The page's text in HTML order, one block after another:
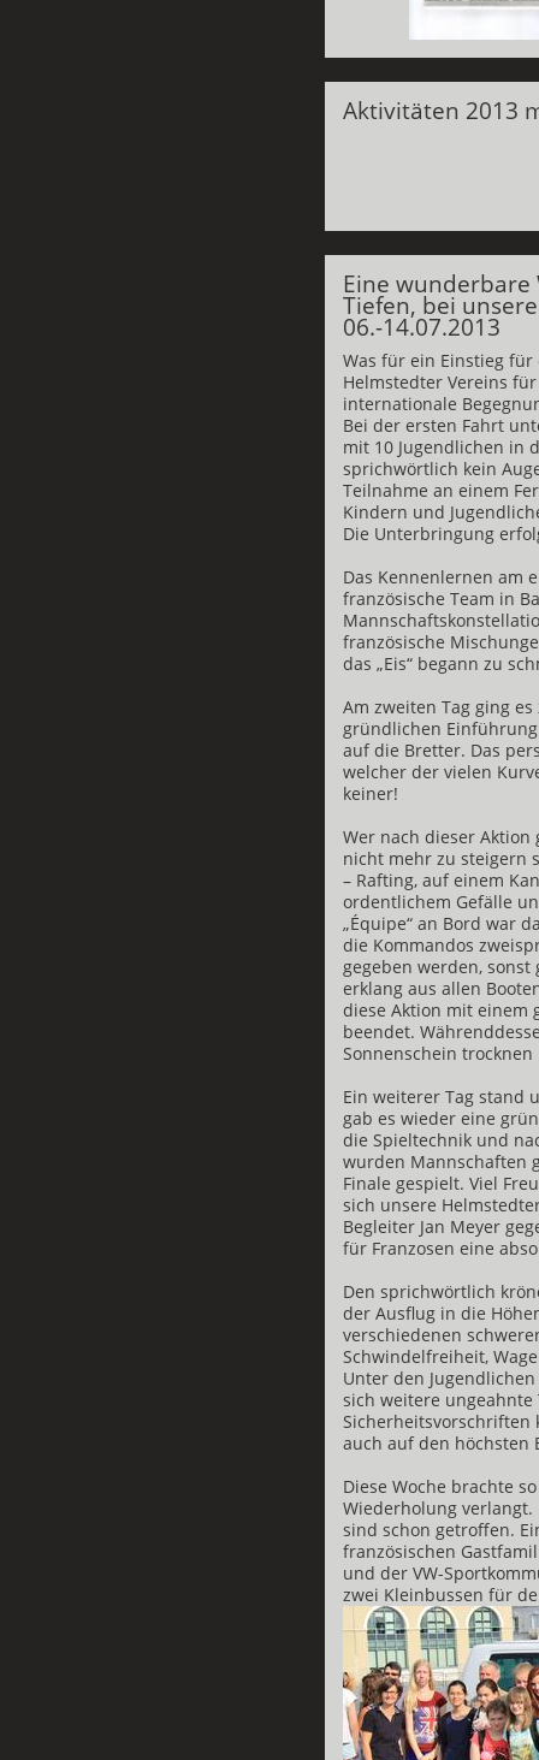
Aktivitäten 2013
Eine
Tiefen, bei
06.-14.07.2013
Was für ein Einstieg
Helmstedter Vereins
internationale
Bei der ersten Fahrt
mit 10 Jugendlichen in
sprichwörtlich kein
Teilnahme an einem
Kindern und
Die Unterbringung
Das Kennenlernen am
französische Team in
französische
das „Eis“ begann zu
Am zweiten Tag ging
gründlichen
auf die Bretter. Das
welcher der vielen
keiner!
Wer nach dieser Aktion
nicht mehr zu steigern
– Rafting, auf einem
ordentlichem Gefälle
„Équipe“ an Bord war
die Kommandos
gegeben werden, sonst
erklang aus allen
diese Aktion mit einem
beendet.
Sonnenschein
Ein weiterer Tag stand
gab es wieder eine
die Spieltechnik und
wurden Mannschaften
Finale gespielt. Viel
sich unsere
Begleiter Jan Meyer
für Franzosen eine
Den sprichwörtlich
der Ausflug in die
verschiedenen
Schwindelfreiheit,
Unter den
sich weitere
Sicherheitsvorschriften
auch auf den höchsten
Diese Woche brachte
Wiederholung
sind schon getroffen.
französischen
und der VW-
zwei Kleinbussen für